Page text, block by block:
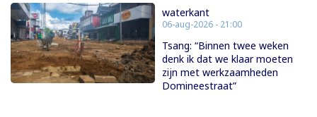
waterkant
06-aug-2026 - 21:00
Tsang: “Binnen twee weken
denk ik dat we klaar moeten
zijn met werkzaamheden
Domineestraat”